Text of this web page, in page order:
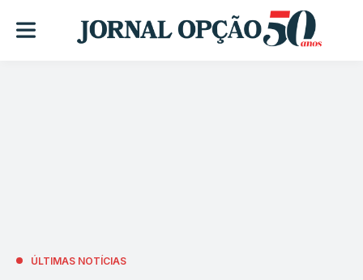
ÚLTIMAS NOTÍCIAS